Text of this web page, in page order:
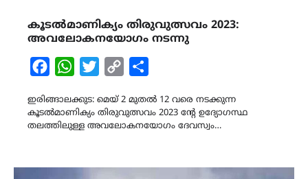
കൂടൽമാണിക്യം തിരുവുത്സവം 2023:
അവലോകനയോഗം നടന്നു
FacebookWhatsAppTwitterCopy
ഇരിങ്ങാലക്കുട: മെയ് 2 മുതൽ 12 വരെ നടക്കുന്ന
കൂടൽമാണിക്യം തിരുവുത്സവം 2023 ൻ്റേ ഉദ്യോഗസ്ഥ
തലത്തിലുള്ള അവലോകനയോഗം ദേവസ്വം…